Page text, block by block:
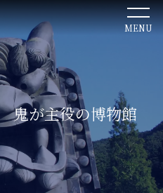
MENU
鬼が主役の博物館